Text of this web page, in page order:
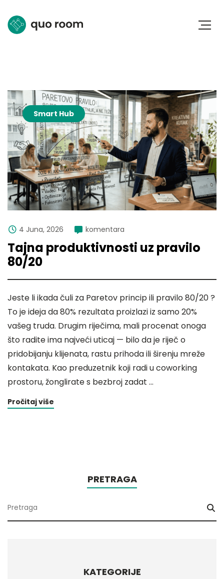
Smart Hub
4 Juna, 2026 komentara
Tajna produktivnosti uz pravilo
80/20
Jeste li ikada čuli za Paretov princip ili pravilo 80/20 ?
To je ideja da 80% rezultata proizlazi iz samo 20%
vašeg truda. Drugim riječima, mali procenat onoga
što radite ima najveći uticaj — bilo da je riječ o
pridobijanju klijenata, rastu prihoda ili širenju mreže
kontakata. Kao preduzetnik koji radi u coworking
prostoru, žonglirate s bezbroj zadat …
Pročitaj više
PRETRAGA
KATEGORIJE